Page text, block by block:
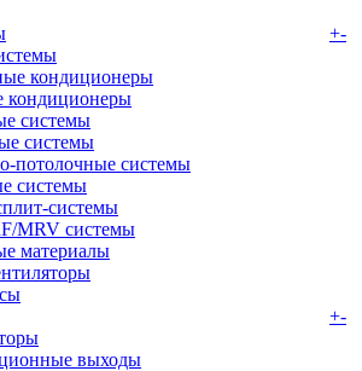
+-
кондиционеры
кондиционеры
системы
системы
потолочные системы
системы
системы
MRV системы
материалы
+-
выходы